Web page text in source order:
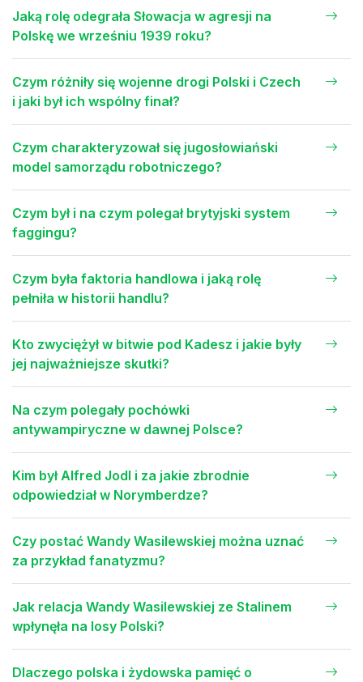
Jaką rolę odegrała Słowacja w agresji na
Polskę we wrześniu 1939 roku?
Czym różniły się wojenne drogi Polski i Czech
i jaki był ich wspólny finał?
Czym charakteryzował się jugosłowiański
model samorządu robotniczego?
Czym był i na czym polegał brytyjski system
faggingu?
Czym była faktoria handlowa i jaką rolę
pełniła w historii handlu?
Kto zwyciężył w bitwie pod Kadesz i jakie były
jej najważniejsze skutki?
Na czym polegały pochówki
antywampiryczne w dawnej Polsce?
Kim był Alfred Jodl i za jakie zbrodnie
odpowiedział w Norymberdze?
Czy postać Wandy Wasilewskiej można uznać
za przykład fanatyzmu?
Jak relacja Wandy Wasilewskiej ze Stalinem
wpłynęła na losy Polski?
Dlaczego polska i żydowska pamięć o